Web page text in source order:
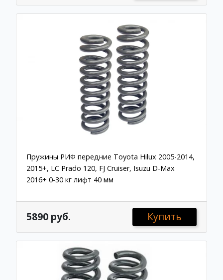
Пружины РИФ передние Toyota Hilux 2005-2014,
2015+, LC Prado 120, FJ Cruiser, Isuzu D-Max
2016+ 0-30 кг лифт 40 мм
5890 руб. Купить